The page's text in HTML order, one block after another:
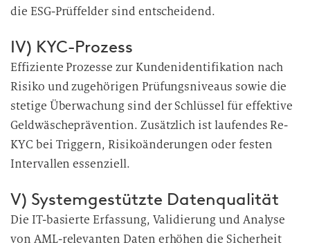
die ESG-Prüffelder sind entscheidend.
IV) KYC-Prozess
Effiziente Prozesse zur Kundenidentifikation nach
Risiko und zugehörigen Prüfungsniveaus sowie die
stetige Überwachung sind der Schlüssel für effektive
Geldwäscheprävention. Zusätzlich ist laufendes Re-
KYC bei Triggern, Risikoänderungen oder festen
Intervallen essenziell.
V) Systemgestützte Datenqualität
Die IT-basierte Erfassung, Validierung und Analyse
von AML-relevanten Daten erhöhen die Sicherheit